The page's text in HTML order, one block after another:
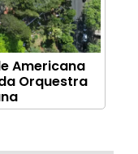
Americana
Orquestra